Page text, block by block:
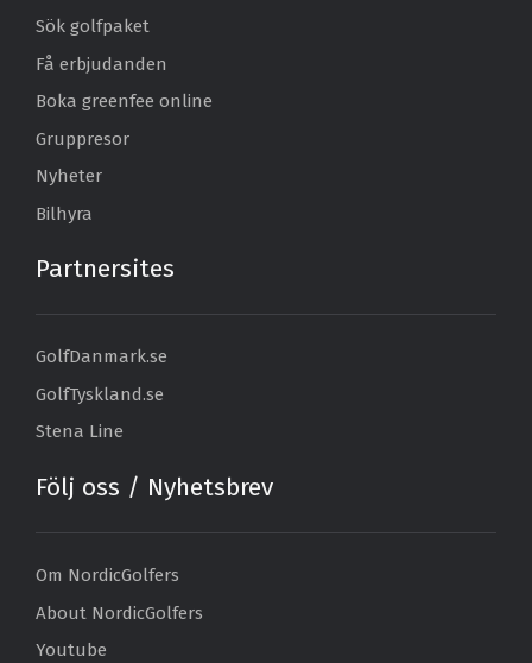
Sök golfpaket
Få erbjudanden
Boka greenfee online
Gruppresor
Nyheter
Bilhyra
Partnersites
GolfDanmark.se
GolfTyskland.se
Stena Line
Följ oss / Nyhetsbrev
Om NordicGolfers
About NordicGolfers
Youtube